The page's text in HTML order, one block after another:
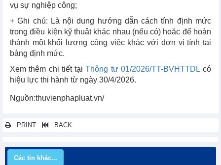
vụ sự nghiệp công;
+ Ghi chú: Là nội dung hướng dẫn cách tính định mức
trong điều kiện kỹ thuật khác nhau (nếu có) hoặc để hoàn
thành một khối lượng công việc khác với đơn vị tính tại
bảng định mức.
Xem thêm chi tiết tạiThông tư 01/2026/TT-BVHTTDL có
hiệu lực thi hành từ ngày 30/4/2026.
Nguồn:thuvienphapluat.vn/
PRINT BACK
Các tin khác...